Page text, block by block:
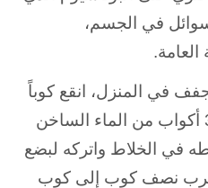
في الجسم،
العامة.
في المنزل، انقع كوباً
من البرقوق المجفف في 3 أكواب من الماء الساخن
ثم اخلطه في الخلاط واتركه لبضع
نصف كوب إلى كوب